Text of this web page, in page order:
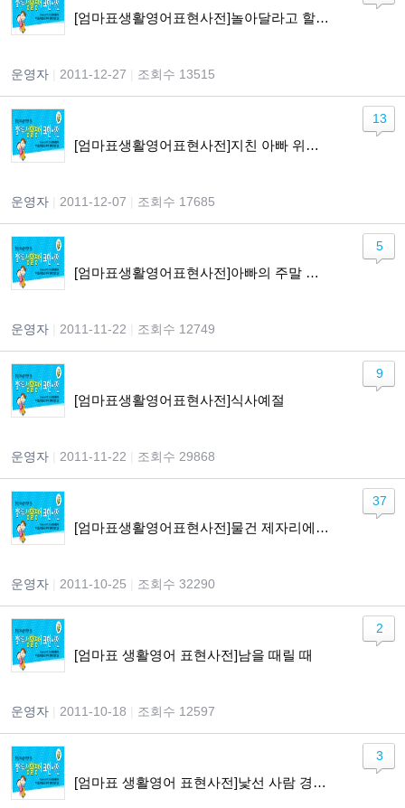
[엄마표생활영어표현사전]놀아달라고 할 때
운영자 2011-12-27 조회수 13515
[엄마표생활영어표현사전]지친 아빠 위로하기
운영자 2011-12-07 조회수 17685
13
[엄마표생활영어표현사전]아빠의 주말 약속하기
운영자 2011-11-22 조회수 12749
5
[엄마표생활영어표현사전]식사예절
운영자 2011-11-22 조회수 29868
9
[엄마표생활영어표현사전]물건 제자리에 두기
운영자 2011-10-25 조회수 32290
37
[엄마표 생활영어 표현사전]남을 때릴 때
운영자 2011-10-18 조회수 12597
2
[엄마표 생활영어 표현사전]낯선 사람 경계하기
3